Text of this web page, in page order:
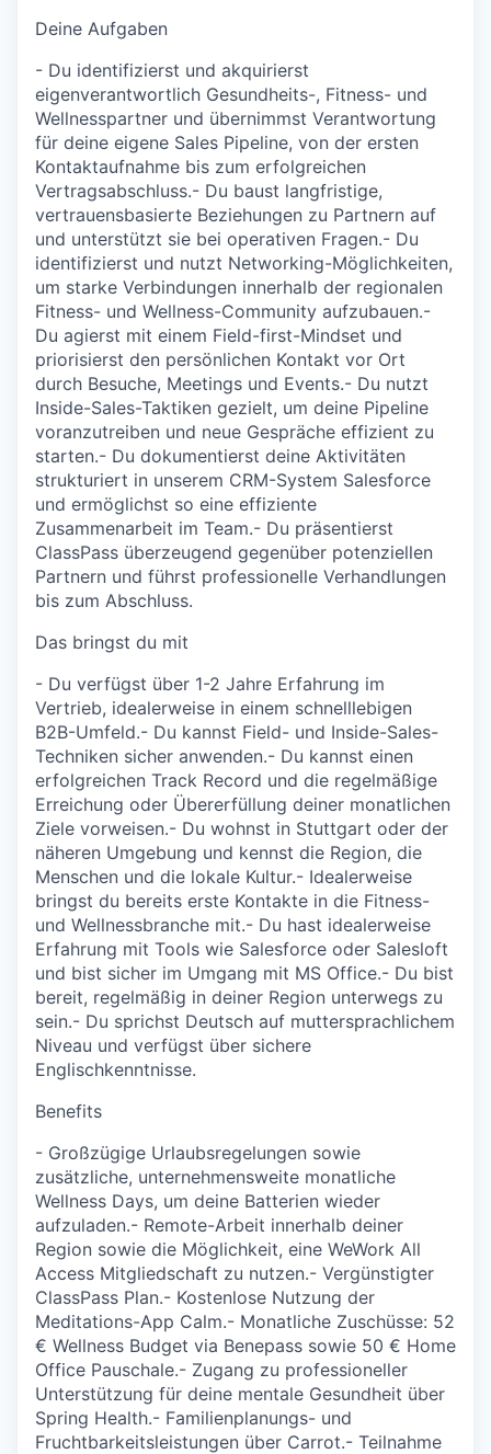
Deine Aufgaben
- Du identifizierst und akquirierst
eigenverantwortlich Gesundheits-, Fitness- und
Wellnesspartner und übernimmst Verantwortung
für deine eigene Sales Pipeline, von der ersten
Kontaktaufnahme bis zum erfolgreichen
Vertragsabschluss.- Du baust langfristige,
vertrauensbasierte Beziehungen zu Partnern auf
und unterstützt sie bei operativen Fragen.- Du
identifizierst und nutzt Networking-Möglichkeiten,
um starke Verbindungen innerhalb der regionalen
Fitness- und Wellness-Community aufzubauen.-
Du agierst mit einem Field-first-Mindset und
priorisierst den persönlichen Kontakt vor Ort
durch Besuche, Meetings und Events.- Du nutzt
Inside-Sales-Taktiken gezielt, um deine Pipeline
voranzutreiben und neue Gespräche effizient zu
starten.- Du dokumentierst deine Aktivitäten
strukturiert in unserem CRM-System Salesforce
und ermöglichst so eine effiziente
Zusammenarbeit im Team.- Du präsentierst
ClassPass überzeugend gegenüber potenziellen
Partnern und führst professionelle Verhandlungen
bis zum Abschluss.
Das bringst du mit
- Du verfügst über 1-2 Jahre Erfahrung im
Vertrieb, idealerweise in einem schnelllebigen
B2B-Umfeld.- Du kannst Field- und Inside-Sales-
Techniken sicher anwenden.- Du kannst einen
erfolgreichen Track Record und die regelmäßige
Erreichung oder Übererfüllung deiner monatlichen
Ziele vorweisen.- Du wohnst in Stuttgart oder der
näheren Umgebung und kennst die Region, die
Menschen und die lokale Kultur.- Idealerweise
bringst du bereits erste Kontakte in die Fitness-
und Wellnessbranche mit.- Du hast idealerweise
Erfahrung mit Tools wie Salesforce oder Salesloft
und bist sicher im Umgang mit MS Office.- Du bist
bereit, regelmäßig in deiner Region unterwegs zu
sein.- Du sprichst Deutsch auf muttersprachlichem
Niveau und verfügst über sichere
Englischkenntnisse.
Benefits
- Großzügige Urlaubsregelungen sowie
zusätzliche, unternehmensweite monatliche
Wellness Days, um deine Batterien wieder
aufzuladen.- Remote-Arbeit innerhalb deiner
Region sowie die Möglichkeit, eine WeWork All
Access Mitgliedschaft zu nutzen.- Vergünstigter
ClassPass Plan.- Kostenlose Nutzung der
Meditations-App Calm.- Monatliche Zuschüsse: 52
€ Wellness Budget via Benepass sowie 50 € Home
Office Pauschale.- Zugang zu professioneller
Unterstützung für deine mentale Gesundheit über
Spring Health.- Familienplanungs- und
Fruchtbarkeitsleistungen über Carrot.- Teilnahme